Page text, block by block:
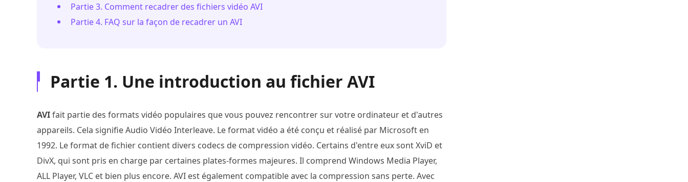
Partie 3. Comment recadrer des fichiers vidéo AVI
Partie 4. FAQ sur la façon de recadrer un AVI
Partie 1. Une introduction au fichier AVI
AVIfait partie des formats vidéo populaires que vous pouvez rencontrer sur votre ordinateur et d'autres
appareils. Cela signifie Audio Vidéo Interleave. Le format vidéo a été conçu et réalisé par Microsoft en
1992. Le format de fichier contient divers codecs de compression vidéo. Certains d'entre eux sont XviD et
DivX, qui sont pris en charge par certaines plates-formes majeures. Il comprend Windows Media Player,
ALL Player, VLC et bien plus encore. AVI est également compatible avec la compression sans perte. Avec